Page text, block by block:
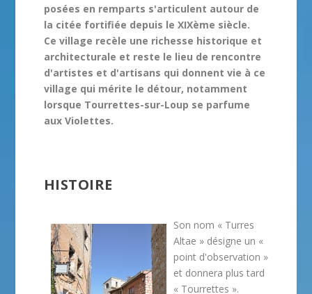
posées en remparts s'articulent autour de
la citée fortifiée depuis le XIXème siècle.
Ce village recèle une richesse historique et
architecturale et reste le lieu de rencontre
d'artistes et d'artisans qui donnent vie à ce
village qui mérite le détour, notamment
lorsque Tourrettes-sur-Loup se parfume
aux Violettes.
HISTOIRE
Son nom « Turres
Altae » désigne un «
point d'observation »
et donnera plus tard
« Tourrettes ».